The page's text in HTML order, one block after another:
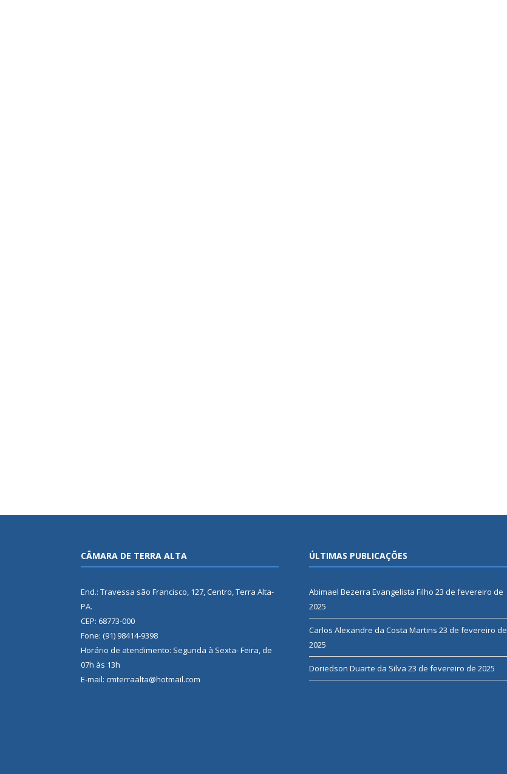
CÂMARA DE TERRA ALTA
End.: Travessa são Francisco, 127, Centro, Terra Alta-
PA.
CEP: 68773-000
Fone: (91) 98414-9398
Horário de atendimento: Segunda à Sexta- Feira, de
07h às 13h
E-mail: cmterraalta@hotmail.com
ÚLTIMAS PUBLICAÇÕES
Abimael Bezerra Evangelista Filho 23 de fevereiro de
2025
Carlos Alexandre da Costa Martins 23 de fevereiro de
2025
Doriedson Duarte da Silva 23 de fevereiro de 2025